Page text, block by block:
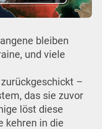
bleiben
und viele
–
das sie zuvor
löst diese
kehren in die